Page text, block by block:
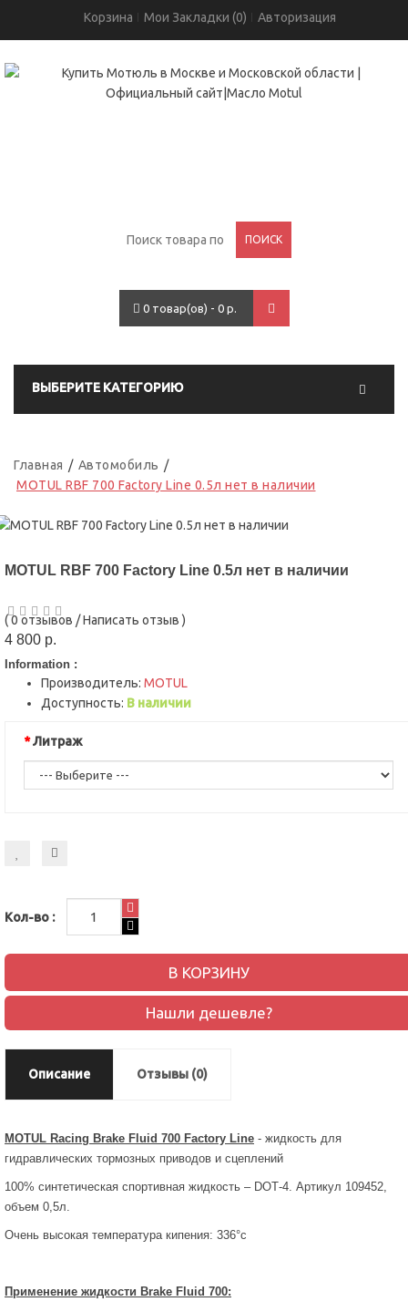
Корзина Мои Закладки (0) Авторизация
ПОИСК
0 товар(ов) - 0 р.
ВЫБЕРИТЕ КАТЕГОРИЮ
Главная
Автомобиль
MOTUL RBF 700 Factory Line 0.5л нет в наличии
MOTUL RBF 700 Factory Line 0.5л нет в наличии
(0 отзывов /Написать отзыв )
4 800 р.
Information :
Производитель: MOTUL
Доступность: В наличии
Литраж
Кол-во :
В КОРЗИНУ
Нашли дешевле?
Описание Отзывы (0)
MOTUL Racing Brake Fluid 700 Factory Line - жидкость для
гидравлических тормозных приводов и сцеплений
100% синтетическая спортивная жидкость – DOT-4. Артикул 109452,
объем 0,5л.
Очень высокая температура кипения: 336°c
Применение жидкости Brake Fluid 700: